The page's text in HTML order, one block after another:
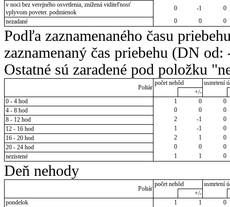
v noci bez verejného osvetlenia, znížená viditeľnosť
vplyvom poveter. podmienok
0 -1
0
nezadané
0 0 0
Podľa zaznamenaného času
zaznamenaný čas priebehu (DN
Ostatné sú zaradené pod položku
Poltár
počet nehôd
usmrtení
+/-
0 - 4 hod
1 0
0
4 - 8 hod
0 0
0
8 - 12 hod
2 -1
0
12 - 16 hod
1 -1
0
16 - 20 hod
2 1
0
20 - 24 hod
0 0
0
nezistené
1 1 0
Deň nehody
Poltár
počet nehôd
usmrtení
+/-
pondelok
1 1
0